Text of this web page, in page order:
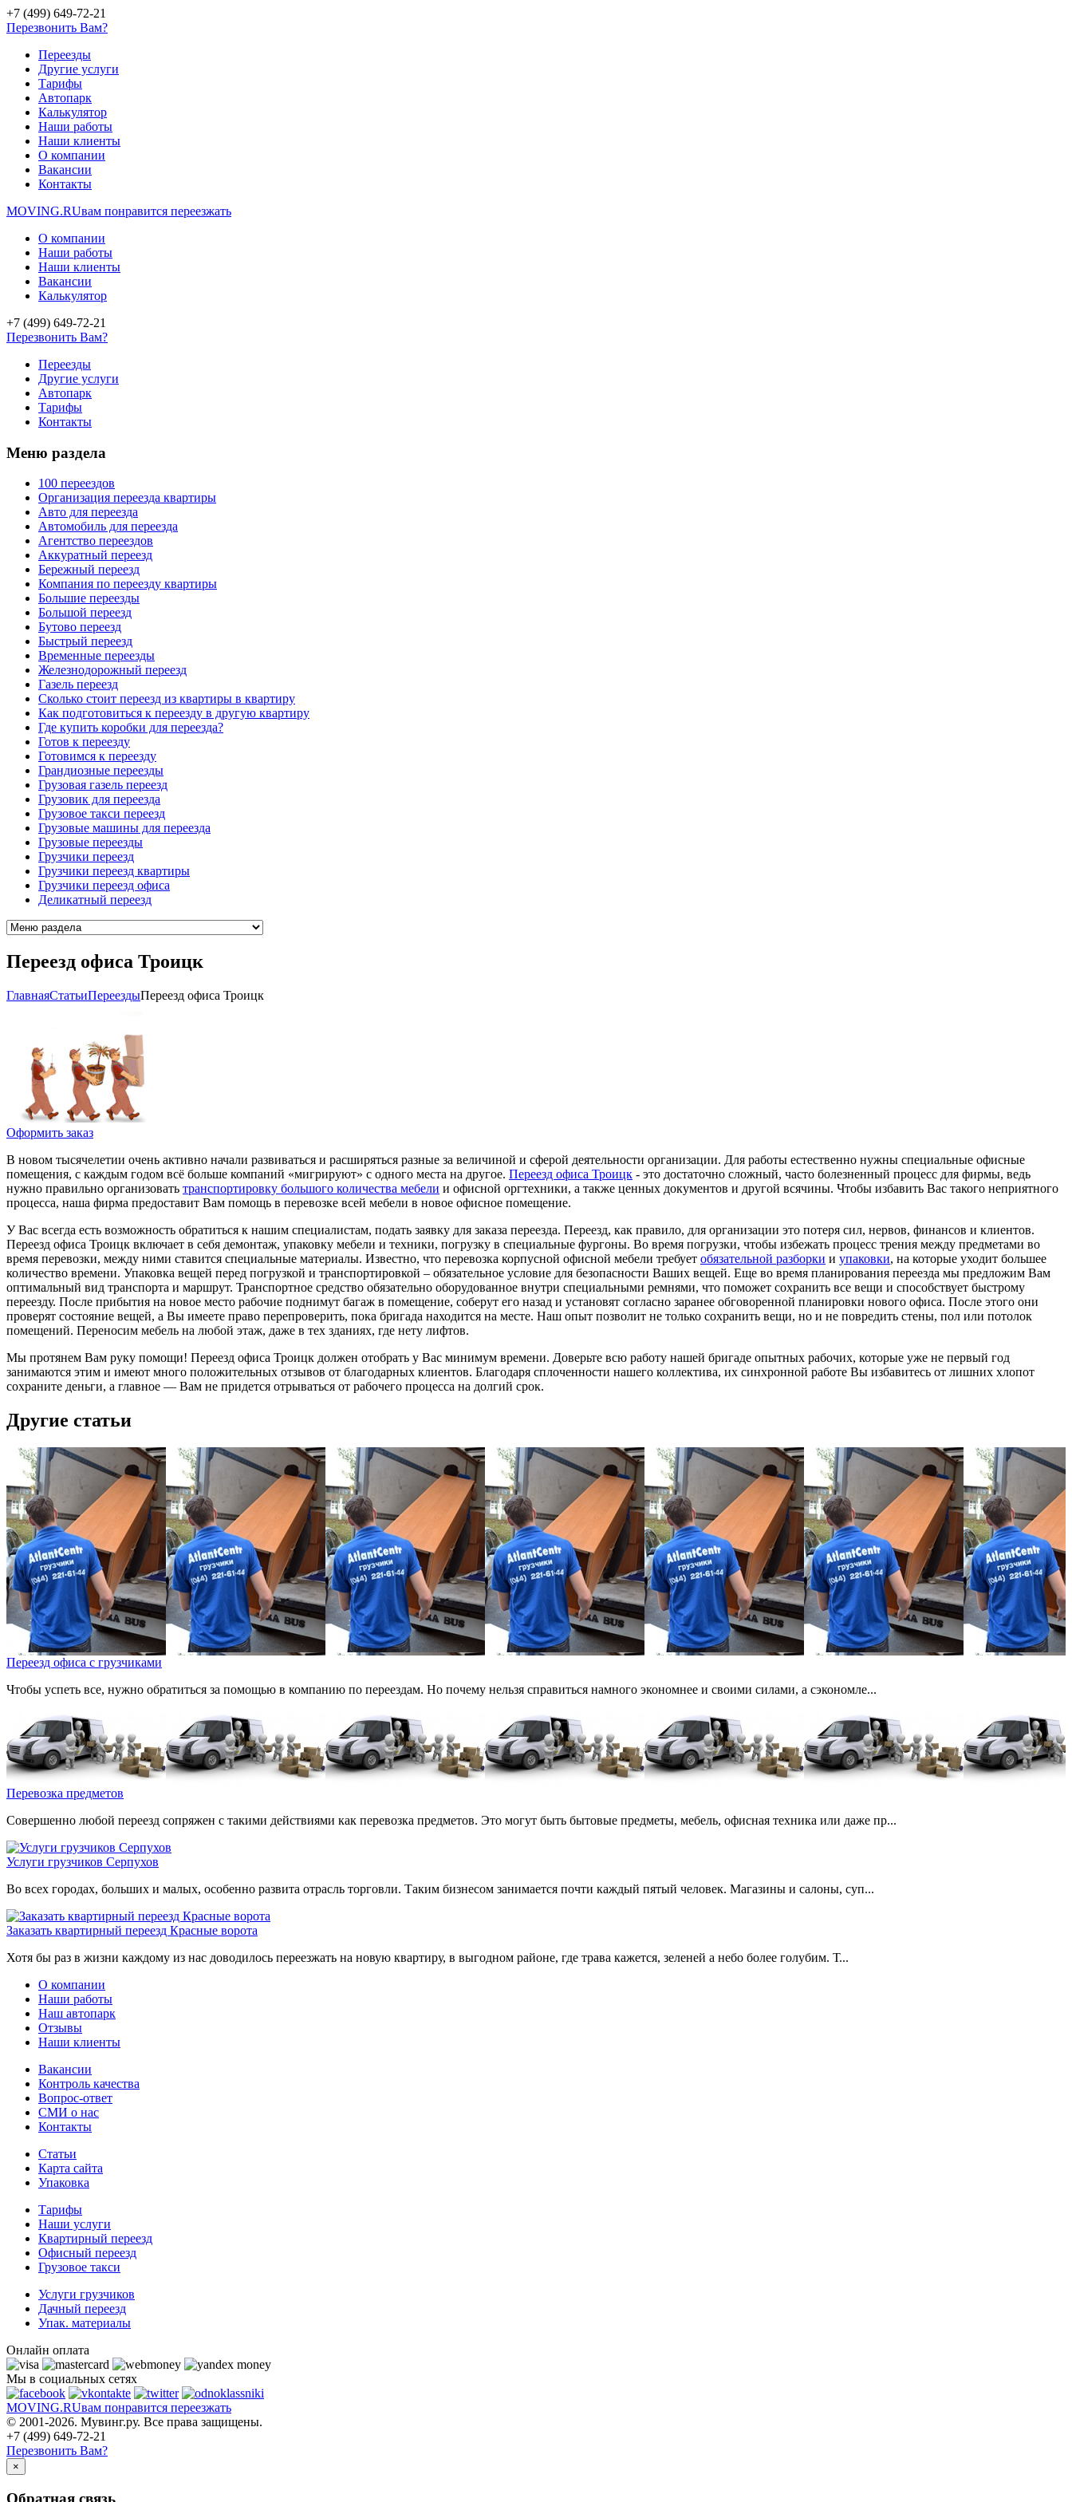
+7 (499) 649-72-21
Перезвонить Вам?
Переезды
Другие услуги
Тарифы
Автопарк
Калькулятор
Наши работы
Наши клиенты
О компании
Вакансии
Контакты
MOVING.RUвам понравится переезжать
О компании
Наши работы
Наши клиенты
Вакансии
Калькулятор
+7 (499) 649-72-21
Перезвонить Вам?
Переезды
Другие услуги
Автопарк
Тарифы
Контакты
Меню раздела
100 переездов
Организация переезда квартиры
Авто для переезда
Автомобиль для переезда
Агентство переездов
Аккуратный переезд
Бережный переезд
Компания по переезду квартиры
Большие переезды
Большой переезд
Бутово переезд
Быстрый переезд
Временные переезды
Железнодорожный переезд
Газель переезд
Сколько стоит переезд из квартиры в квартиру
Как подготовиться к переезду в другую квартиру
Где купить коробки для переезда?
Готов к переезду
Готовимся к переезду
Грандиозные переезды
Грузовая газель переезд
Грузовик для переезда
Грузовое такси переезд
Грузовые машины для переезда
Грузовые переезды
Грузчики переезд
Грузчики переезд квартиры
Грузчики переезд офиса
Деликатный переезд
Переезд офиса Троицк
ГлавнаяCтатьиПереездыПереезд офиса Троицк
Оформить заказ
В новом тысячелетии очень активно начали развиваться и расширяться разные за величиной и сферой деятельности организации. Для работы естественно нужны специальные офисные
помещения, с каждым годом всё больше компаний «мигрируют» с одного места на другое. Переезд офиса Троицк - это достаточно сложный, часто болезненный процесс для фирмы, ведь
нужно правильно организовать транспортировку большого количества мебели и офисной оргтехники, а также ценных документов и другой всячины. Чтобы избавить Вас такого неприятного
процесса, наша фирма предоставит Вам помощь в перевозке всей мебели в новое офисное помещение.
У Вас всегда есть возможность обратиться к нашим специалистам, подать заявку для заказа переезда. Переезд, как правило, для организации это потеря сил, нервов, финансов и клиентов.
Переезд офиса Троицк включает в себя демонтаж, упаковку мебели и техники, погрузку в специальные фургоны. Во время погрузки, чтобы избежать процесс трения между предметами во
время перевозки, между ними ставится специальные материалы. Известно, что перевозка корпусной офисной мебели требует обязательной разборки и упаковки, на которые уходит большее
количество времени. Упаковка вещей перед погрузкой и транспортировкой – обязательное условие для безопасности Ваших вещей. Еще во время планирования переезда мы предложим Вам
оптимальный вид транспорта и маршрут. Транспортное средство обязательно оборудованное внутри специальными ремнями, что поможет сохранить все вещи и способствует быстрому
переезду. После прибытия на новое место рабочие поднимут багаж в помещение, соберут его назад и установят согласно заранее обговоренной планировки нового офиса. После этого они
проверят состояние вещей, а Вы имеете право перепроверить, пока бригада находится на месте. Наш опыт позволит не только сохранить вещи, но и не повредить стены, пол или потолок
помещений. Переносим мебель на любой этаж, даже в тех зданиях, где нету лифтов.
Мы протянем Вам руку помощи! Переезд офиса Троицк должен отобрать у Вас минимум времени. Доверьте всю работу нашей бригаде опытных рабочих, которые уже не первый год
занимаются этим и имеют много положительных отзывов от благодарных клиентов. Благодаря сплоченности нашего коллектива, их синхронной работе Вы избавитесь от лишних хлопот
сохраните деньги, а главное — Вам не придется отрываться от рабочего процесса на долгий срок.
Другие статьи
Переезд офиса с грузчиками
Чтобы успеть все, нужно обратиться за помощью в компанию по переездам. Но почему нельзя справиться намного экономнее и своими силами, а сэкономле...
Перевозка предметов
Совершенно любой переезд сопряжен с такими действиями как перевозка предметов. Это могут быть бытовые предметы, мебель, офисная техника или даже пр...
Услуги грузчиков Серпухов
Во всех городах, больших и малых, особенно развита отрасль торговли. Таким бизнесом занимается почти каждый пятый человек. Магазины и салоны, суп...
Заказать квартирный переезд Красные ворота
Хотя бы раз в жизни каждому из нас доводилось переезжать на новую квартиру, в выгодном районе, где трава кажется, зеленей а небо более голубим. Т...
О компании
Наши работы
Наш автопарк
Отзывы
Наши клиенты
Вакансии
Контроль качества
Вопрос-ответ
СМИ о нас
Контакты
Статьи
Карта сайта
Упаковка
Тарифы
Наши услуги
Квартирный переезд
Офисный переезд
Грузовое такси
Услуги грузчиков
Дачный переезд
Упак. материалы
Онлайн оплата
Мы в социальных сетях
MOVING.RUвам понравится переезжать
© 2001-2026. Мувинг.ру. Все права защищены.
+7 (499) 649-72-21
Перезвонить Вам?
×
Обратная связь